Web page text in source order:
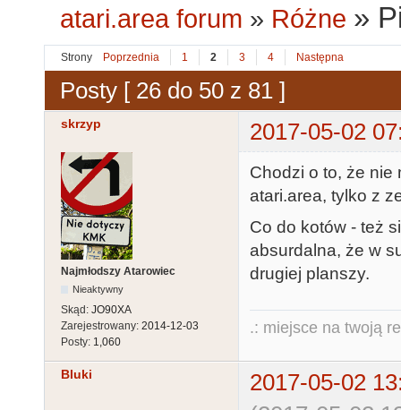
atari.area forum » Różne »
Strony Poprzednia 1 2 3 4 Następna
Posty [ 26 do 50 z 81 ]
skrzyp 2017-05-02
Najmłodszy Atarowiec
Nieaktywny
Skąd: JO90XA
Zarejestrowany: 2014-12-03
Posty: 1,060
Chodzi o to, że nie
atari.area, tylko z
Co do kotów - też
absurdalna, że w
drugiej planszy.
.: miejsce na twoją
Bluki
2017-05-02